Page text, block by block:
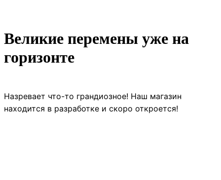
Великие перемены уже на
горизонте
Назревает что-то грандиозное! Наш магазин
находится в разработке и скоро откроется!